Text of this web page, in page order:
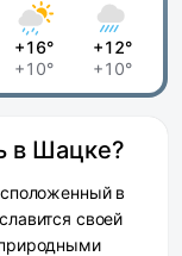
+16°
+10°
+12°
+10°
в Шацке?
в
своей